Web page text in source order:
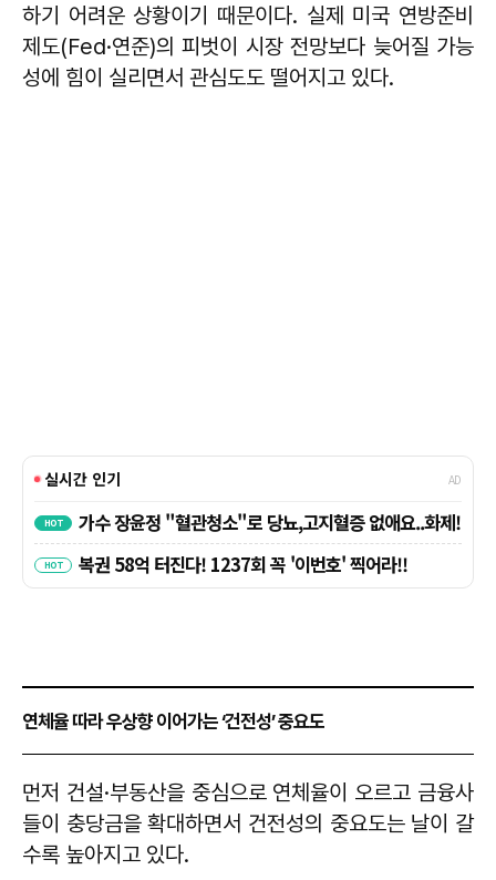
하기 어려운 상황이기 때문이다. 실제 미국 연방준비
제도(Fed·연준)의 피벗이 시장 전망보다 늦어질 가능
성에 힘이 실리면서 관심도도 떨어지고 있다.
연체율 따라 우상향 이어가는 ‘건전성’ 중요도
먼저 건설·부동산을 중심으로 연체율이 오르고 금융사
들이 충당금을 확대하면서 건전성의 중요도는 날이 갈
수록 높아지고 있다.